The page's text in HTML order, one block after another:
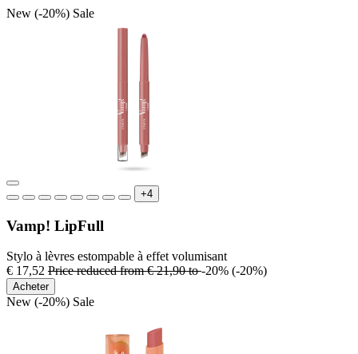
New (-20%) Sale
+4
Vamp! LipFull
Stylo à lèvres estompable à effet volumisant
€ 17,52 Price reduced from€ 21,90to-20% (-20%)
Acheter
New (-20%) Sale